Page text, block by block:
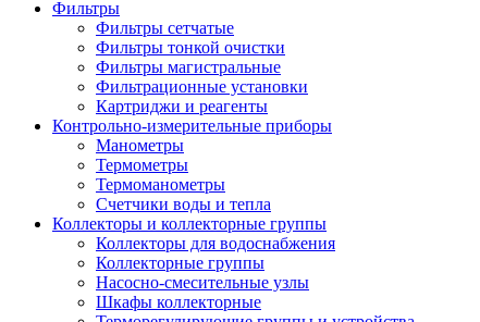
Фильтры
Фильтры сетчатые
Фильтры тонкой очистки
Фильтры магистральные
Фильтрационные установки
Картриджи и реагенты
Контрольно-измерительные приборы
Манометры
Термометры
Термоманометры
Счетчики воды и тепла
Коллекторы и коллекторные группы
Коллекторы для водоснабжения
Коллекторные группы
Насосно-смесительные узлы
Шкафы коллекторные